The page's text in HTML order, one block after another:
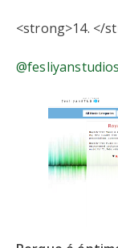
<strong>14. </
@fesliyanstudios